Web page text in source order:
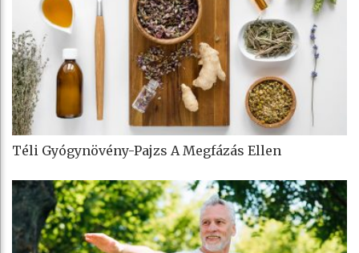
Téli Gyógynövény-Pajzs A Megfázás Ellen